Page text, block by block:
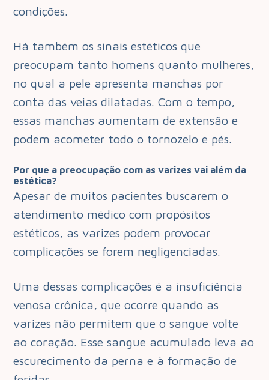
condições.
Há também os sinais estéticos que
preocupam tanto homens quanto mulheres,
no qual a pele apresenta manchas por
conta das veias dilatadas. Com o tempo,
essas manchas aumentam de extensão e
podem acometer todo o tornozelo e pés.
Por que a preocupação com as varizes vai além da
estética?
Apesar de muitos pacientes buscarem o
atendimento médico com propósitos
estéticos, as varizes podem provocar
complicações se forem negligenciadas.
Uma dessas complicações é a insuficiência
venosa crônica, que ocorre quando as
varizes não permitem que o sangue volte
ao coração. Esse sangue acumulado leva ao
escurecimento da perna e à formação de